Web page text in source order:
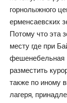
горнолыжного
ерменсаевских
Потому что эта
месту где при
фешенебельная
разместить
также по иному
лагеря,